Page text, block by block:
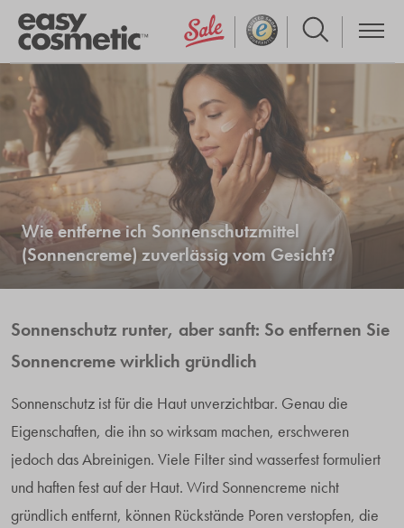
Wie entferne ich Sonnenschutzmittel
(Sonnencreme) zuverlässig vom Gesicht?
Sonnenschutz runter, aber sanft: So entfernen Sie
Sonnencreme wirklich gründlich
Sonnenschutz ist für die Haut unverzichtbar. Genau die
Eigenschaften, die ihn so wirksam machen, erschweren
jedoch das Abreinigen. Viele Filter sind wasserfest formuliert
und haften fest auf der Haut. Wird Sonnencreme nicht
gründlich entfernt, können Rückstände Poren verstopfen, die